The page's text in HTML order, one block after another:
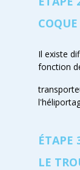
COQUE
Il existe
fonction
ÉTAPE
LE